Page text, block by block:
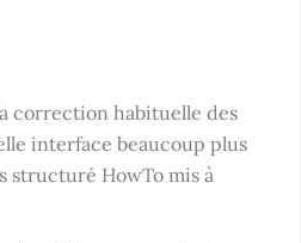
correction habituelle des
interface beaucoup plus
structuré HowTo mis à